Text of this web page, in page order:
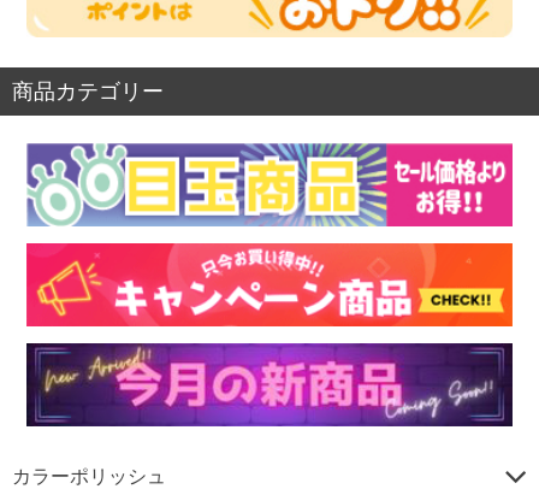
商品カテゴリー
カラーポリッシュ